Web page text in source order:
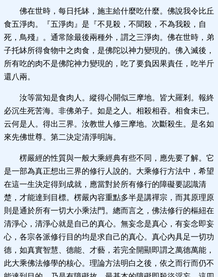
佛在世時，每日托缽，施主給什麼吃什麼。佛說我令比丘
食五淨肉。『五淨肉』是『不見殺，不聞殺，不為我殺，自
死，鳥殘』。通常除最後兩種外，謂之三淨肉。佛在世時，弟
子托缽所得食物中之肉食，是佛陀以神力變現的。佛入滅後，
所有吃的肉不是佛陀神力變現的，吃了要負因果責任，吃半斤
還八兩。
汝等當知是食肉人。縱得心開似三摩地。皆大羅剎。報終
必沉生死苦海。非佛弟子。如是之人。相殺相吞。相食未已。
云何是人。得出三界。汝教世人修三摩地。次斷殺生。是名如
來先佛世尊。第二決定清淨明誨。
楞嚴經的性質與一般大乘經典有些不同，應先要了解。它
是一部為真正想出三界的修行人說的。大乘修行方法中，希望
在這一生決定得到成就，應當對於所有修行的障礙要認識清
楚，才能達到目標。楞嚴內容重點多半是講禪宗，而其原理原
則是通於所有一切大小乘法門。總而言之，佛法修行的樞紐在
清淨心，清淨心就是自己的真心。無妄念是真心，有妄念即妄
心，各宗各派修行目的均是求自己的真心。真心內具足一切功
德，如真實智慧、德能、才藝，若完全開顯即謂之萬德萬能，
此大乘佛法修學的核心。理論方法明白之後，依之而行而仍不